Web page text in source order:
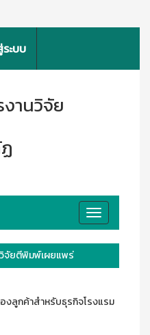
ะบบ
งานวิจัย
Toggle
navigation
จัยตีพิมพ์เผยแพร่
งลูกค้าสำหรับธุรกิจโรงแรม